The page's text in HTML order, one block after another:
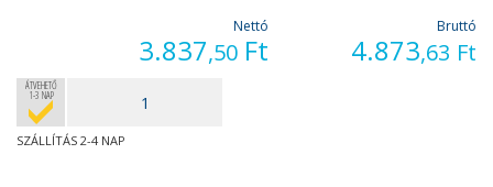
Nettó
3.837,50 Ft
Bruttó
4.873,63 Ft
ÁTVEHETŐ
1-3 NAP
SZÁLLÍTÁS 2-4 NAP